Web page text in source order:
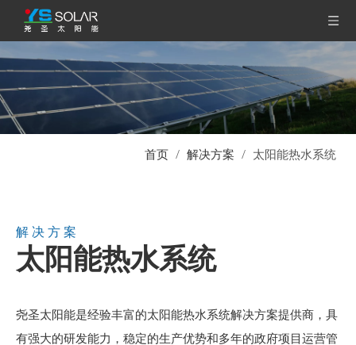
首页 / 解决方案 / 太阳能热水系统
解决方案
太阳能热水系统
尧圣太阳能是经验丰富的太阳能热水系统解决方案提供商，具
有强大的研发能力，稳定的生产优势和多年的政府项目运营管